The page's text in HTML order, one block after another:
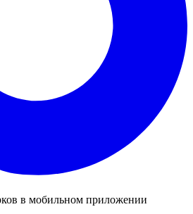
в мобильном приложении